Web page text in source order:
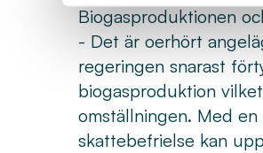
Biogasproduktionen
- Det är oerhört
regeringen snarast
biogasproduktion
omställningen. Med
skattebefrielse kan